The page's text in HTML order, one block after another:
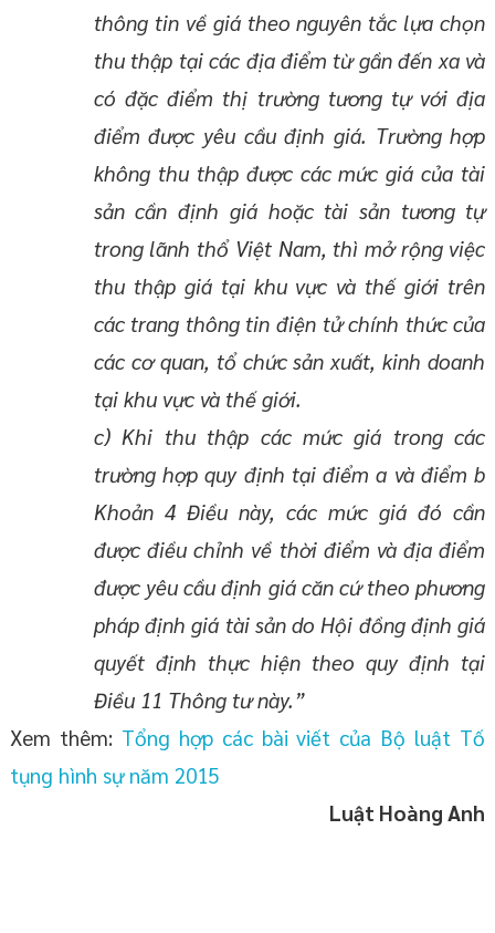
thông tin về giá theo nguyên tắc lựa chọn
thu thập tại các địa điểm từ gần đến xa và
có đặc điểm thị trường tương tự với địa
điểm được yêu cầu định giá. Trường hợp
không thu thập được các mức giá của tài
sản cần định giá hoặc tài sản tương tự
trong lãnh thổ Việt Nam, thì mở rộng việc
thu thập giá tại khu vực và thế giới trên
các trang thông tin điện tử chính thức của
các cơ quan, tổ chức sản xuất, kinh doanh
tại khu vực và thế giới.
c) Khi thu thập các mức giá trong các
trường hợp quy định tại điểm a và điểm b
Khoản 4 Điều này, các mức giá đó cần
được điều chỉnh về thời điểm và địa điểm
được yêu cầu định giá căn cứ theo phương
pháp định giá tài sản do Hội đồng định giá
quyết định thực hiện theo quy định tại
Điều 11 Thông tư này.”
Xem thêm: Tổng hợp các bài viết của Bộ luật Tố
tụng hình sự năm 2015
Luật Hoàng Anh